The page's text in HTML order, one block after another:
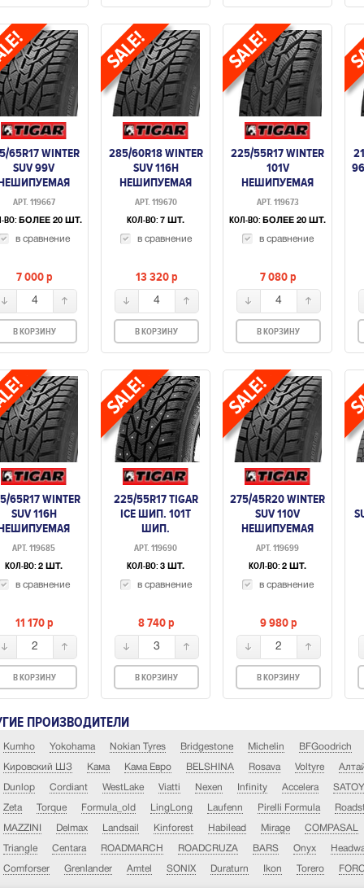
65R17 WINTER
SUV 99V
АРТ. 119667
ВО: БОЛЕЕ 20 ШТ.
в сравнение
7 000p
4
В КОРЗИНУ
285/60R18 WINTER
SUV 116H
НЕШИПУЕМАЯ
АРТ. 119670
КОЛ-ВО: 7 ШТ.
в сравнение
13 320p
4
В КОРЗИНУ
225/55R17 WINTER
101V
НЕШИПУЕМАЯ
АРТ. 119673
КОЛ-ВО: БОЛЕЕ 20 ШТ.
в сравнение
7 080p
4
В КОРЗИНУ
65R17 WINTER
SUV 116H
АРТ. 119685
КОЛ-ВО: 2 ШТ.
в сравнение
11 170p
2
В КОРЗИНУ
225/55R17 TIGAR
ICE ШИП. 101T
ШИП.
АРТ. 119690
КОЛ-ВО: 3 ШТ.
в сравнение
8 740p
3
В КОРЗИНУ
275/45R20 WINTER
SUV 110V
НЕШИПУЕМАЯ
АРТ. 119699
КОЛ-ВО: 2 ШТ.
в сравнение
9 980p
2
В КОРЗИНУ
ПРОИЗВОДИТЕЛИ
Kumho Yokohama Nokian Tyres Bridgestone Michelin BFGoodrich
Кировский ШЗ Кама Кама Евро BELSHINA Rosava Voltyre
Dunlop Cordiant WestLake Viatti Nexen Infinity Accelera
Zeta Torque Formula_old LingLong Laufenn Pirelli Formula
MAZZINI Delmax Landsail Kinforest Habilead Mirage COMPASAL
Triangle Centara ROADMARCH ROADCRUZA BARS Onyx
Comforser Grenlander Amtel SONIX Duraturn Ikon Torero